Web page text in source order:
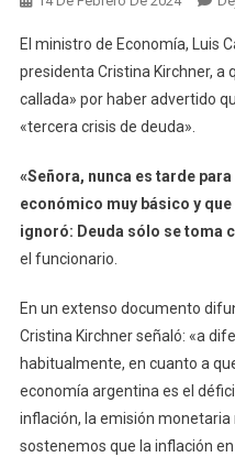
El ministro de Economía, Luis
presidenta Cristina Kirchner,
callada» por haber advertido
«tercera crisis de deuda».
«Señora, nunca es tarde
económico muy básico y
ignoró: Deuda sólo se toma
el funcionario.
En un extenso documento
Cristina Kirchner señaló: «a
habitualmente, en cuanto a
economía argentina es el
inflación, la emisión
sostenemos que la inflación